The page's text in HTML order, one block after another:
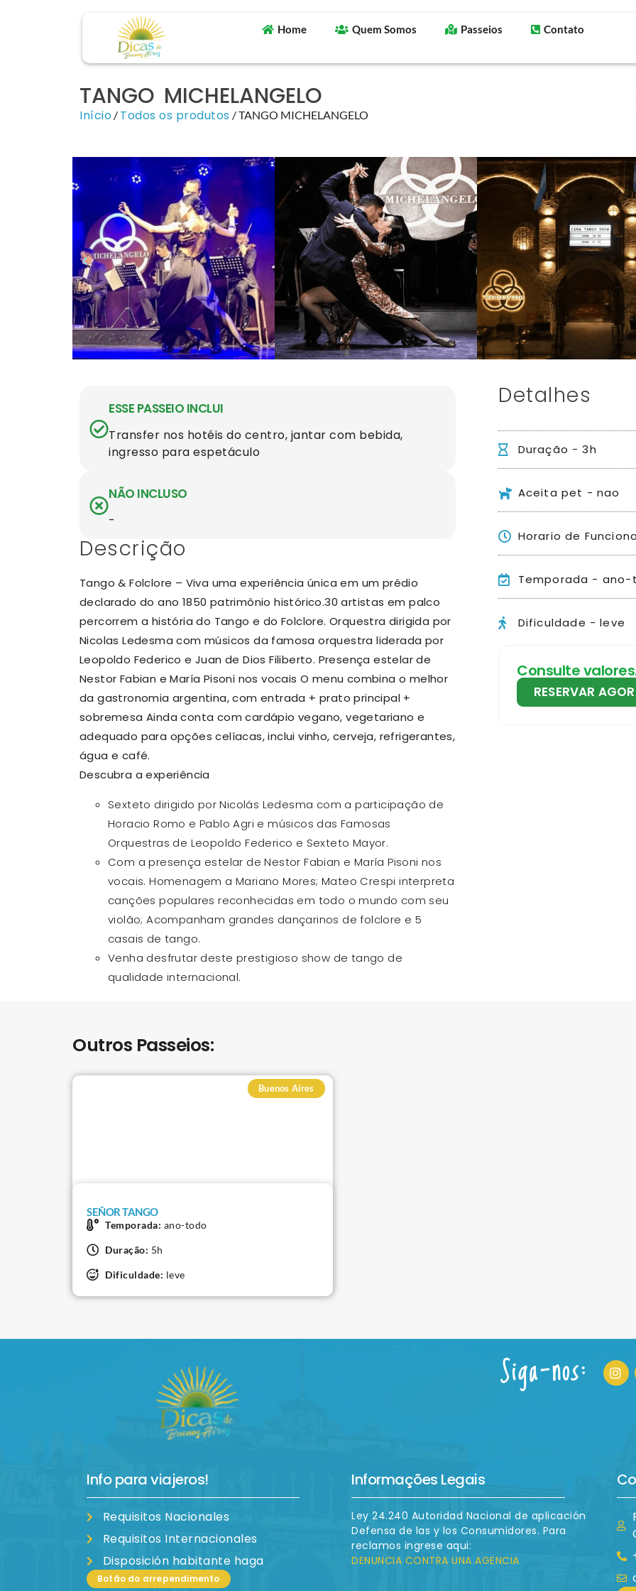
Home Quem Somos Passeios Contato
TANGO MICHELANGELO
Início / Todos os produtos / TANGO MICHELANGELO
ESSE PASSEIO INCLUI
Transfer nos hotéis do centro, jantar com bebida,
ingresso para espetáculo
NÃO INCLUSO
-
Descrição
Tango & Folclore – Viva uma experiência única em um prédio
declarado do ano 1850 patrimônio histórico.30 artistas em palco
percorrem a história do Tango e do Folclore. Orquestra dirigida por
Nicolas Ledesma com músicos da famosa orquestra liderada por
Leopoldo Federico e Juan de Dios Filiberto. Presença estelar de
Nestor Fabian e María Pisoni nos vocais O menu combina o melhor
da gastronomia argentina, com entrada + prato principal +
sobremesa Ainda conta com cardápio vegano, vegetariano e
adequado para opções celíacas, inclui vinho, cerveja, refrigerantes,
água e café.
Descubra a experiência
Sexteto dirigido por Nicolás Ledesma com a participação de
Horacio Romo e Pablo Agri e músicos das Famosas
Orquestras de Leopoldo Federico e Sexteto Mayor.
Com a presença estelar de Nestor Fabian e María Pisoni nos
vocais. Homenagem a Mariano Mores; Mateo Crespi interpreta
canções populares reconhecidas em todo o mundo com seu
violão; Acompanham grandes dançarinos de folclore e 5
casais de tango.
Venha desfrutar deste prestigioso show de tango de
qualidade internacional.
Detalhes
Duração - 3h
Aceita pet - nao
Horario de
Temporada - ano-
Dificuldade - leve
Consulte
RESERVAR
Outros Passeios:
Buenos Aires
SEÑOR TANGO
Temporada: ano-todo
Duração: 5h
Dificuldade: leve
Siga-nos:
Info para viajeros!
Requisitos Nacionales
Requisitos Internacionales
Disposición habitante haga
Botão do arrependimento
Informações Legais
Ley 24.240 Autoridad Nacional de aplicación
Defensa de las y los Consumidores. Para
reclamos ingrese aqui:
DENUNCIA CONTRA UNA AGENCIA